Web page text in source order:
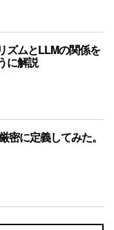
ズムとLLMの関係を
に解説
密に定義してみた。